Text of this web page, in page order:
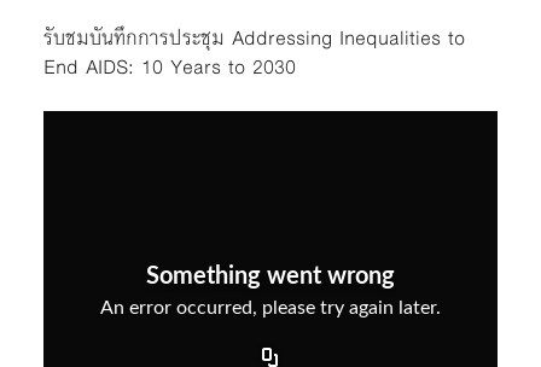
รับชมบันทึกการประชุม Addressing Inequalities to
End AIDS: 10 Years to 2030